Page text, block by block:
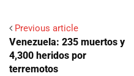
Previous article
Venezuela: 235 muertos y
4,300 heridos por
terremotos